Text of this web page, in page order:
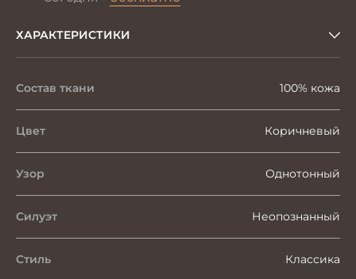
ХАРАКТЕРИСТИКИ
Состав ткани 100% кожа
Цвет Коричневый
Узор Однотонный
Силуэт Неопознанный
Стиль Классика